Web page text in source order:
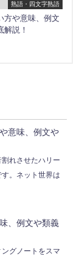
熟語・四文字熟語
方や意味、例文
解説！
意味、例文や
れさせたハリー
。ネット世界は
、例文や類義
グノートをスマ